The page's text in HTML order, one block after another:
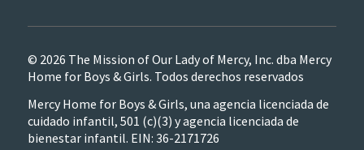
© 2026 The Mission of Our Lady of Mercy, Inc. dba Mercy
Home for Boys & Girls. Todos derechos reservados
Mercy Home for Boys & Girls, una agencia licenciada de
cuidado infantil, 501 (c)(3) y agencia licenciada de
bienestar infantil. EIN: 36-2171726